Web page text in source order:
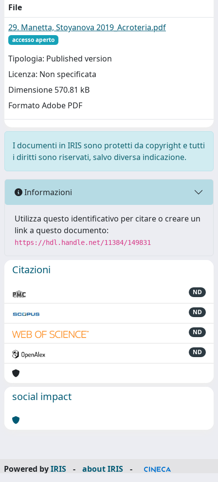
File
29. Manetta, Stoyanova 2019_Acroteria.pdf
accesso aperto
Tipologia: Published version
Licenza: Non specificata
Dimensione 570.81 kB
Formato Adobe PDF
I documenti in IRIS sono protetti da copyright e tutti
i diritti sono riservati, salvo diversa indicazione.
Informazioni
Utilizza questo identificativo per citare o creare un
link a questo documento:
https://hdl.handle.net/11384/149831
Citazioni
ND
ND
ND
ND
social impact
Powered byIRIS - about IRIS
-